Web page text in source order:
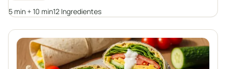
5 min + 10 min12 Ingredientes